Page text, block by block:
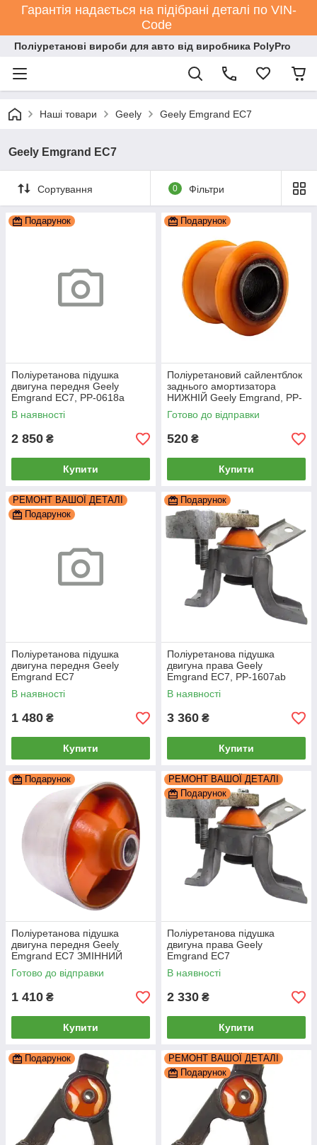
Гарантія надається на підібрані деталі по VIN-
Code
Поліуретанові вироби для авто від виробника PolyPro
Наші товари Geely Geely Emgrand EC7
Geely Emgrand EC7
Сортування 0 Фільтри
Подарунок
Поліуретанова підушка
двигуна передня Geely
Emgrand EC7, PP-0618a
В наявності
2 850 ₴
Купити
Подарунок
Поліуретановий сайлентблок
заднього амортизатора
НИЖНІЙ Geely Emgrand, PP-
1312c
Готово до відправки
520 ₴
Купити
РЕМОНТ ВАШОЇ ДЕТАЛІ
Подарунок
Поліуретанова підушка
двигуна передня Geely
Emgrand EC7
РЕКОНСТРУКЦІЯ ВАШОЇ,
PP-0618b
В наявності
1 480 ₴
Купити
Подарунок
Поліуретанова підушка
двигуна права Geely
Emgrand EC7, PP-1607ab
В наявності
3 360 ₴
Купити
Подарунок
Поліуретанова підушка
двигуна передня Geely
Emgrand EC7 ЗМІННИЙ
САЙЛЕНТБЛОК, PP-0618c
Готово до відправки
1 410 ₴
Купити
РЕМОНТ ВАШОЇ ДЕТАЛІ
Подарунок
Поліуретанова підушка
двигуна права Geely
Emgrand EC7
РЕКОНСТРУКЦІЯ ВАШОЇ,
PP-1607bb
В наявності
2 330 ₴
Купити
Подарунок
РЕМОНТ ВАШОЇ ДЕТАЛІ
Подарунок